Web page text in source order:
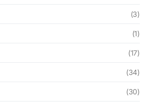
(3)
(1)
(17)
(34)
(30)